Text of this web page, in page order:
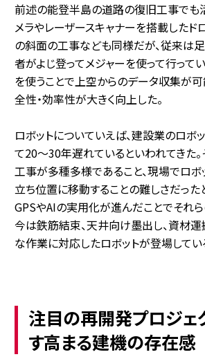
前述の能登半島の道路の復旧工事でも
メラやレーザースキャナーを搭載したド
の斜面の工事なども同様だが、従来は
者がよじ登ってメジャーを使って行って
を使うことで上空からのデータ収集が
全性・効率性が大きく向上した。
ロボットについていえば、建設業のロボ
て20～30年遅れているといわれてきた。
工事が多種多様であること、現場でロ
立ち位置に移動することの難しさだった
GPSやAIの実用化が進んだことでそれ
今は鉄筋結束、天井向け墨出し、資材
な作業に対応したロボットが登場してい
注目の再開発プロジェ
す高まる建機の存在感